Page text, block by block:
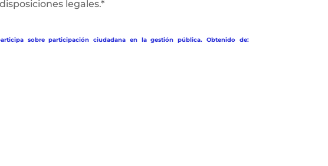
legales.*
sobre participación ciudadana en la gestión pública. Obtenido de: